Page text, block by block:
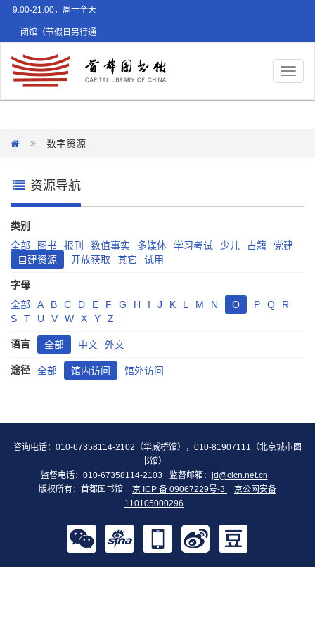
9:00-21:00，周一全天
闭馆（节假日另行通
数字资源
资源导航
类别
全部
图书 报刊 数值事实 多媒体 学习考试 少儿 古籍
党建
自建资源
开放获取 其它 试用
字母
全部
A B C D E F G H I J K L M N O P Q
R
S
T U V W X Y Z
语言 全部 中文 外文
途径 全部 馆内访问 馆外访问
咨询电话：010-67358114-2102（华威桥馆），010-81907111（北京城市图
书馆）
监督电话：010-67358114-2103
监督邮箱： jd@clcn.net.cn
版权所有：首都图书馆
京 ICP 备 09067229号-3
京公网安备
110105000296